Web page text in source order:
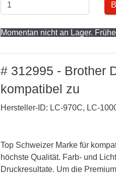
Momentan nicht an Lager.
# 312995 - Brother
kompatibel zu
Hersteller-ID: LC-970C, LC-
Top Schweizer Marke für
höchste Qualität. Farb- und
Druckresultate. Um die